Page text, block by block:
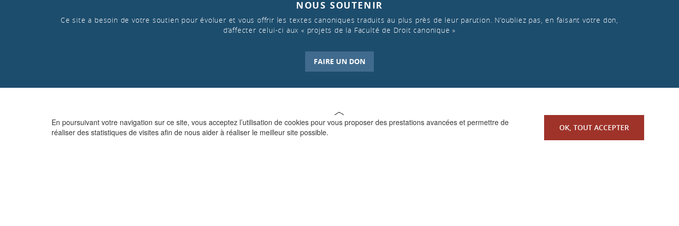
En poursuivant votre navigation sur ce site, vous acceptez l’utilisation de cookies pour vous proposer des prestations avancées et permettre de
réaliser des statistiques de visites afin de nous aider à réaliser le meilleur site possible.
OK, TOUT ACCEPTER
NOUS SOUTENIR
Ce site a besoin de votre soutien pour évoluer et vous offrir les textes canoniques traduits au plus près de leur parution. N’oubliez pas, en faisant votre don,
d’affecter celui-ci aux « projets de la Faculté de Droit canonique »
FAIRE UN DON